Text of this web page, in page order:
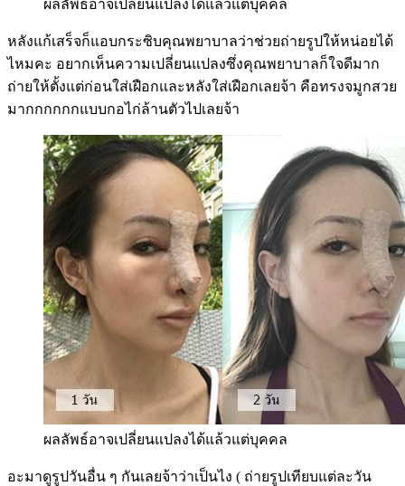
ผลลัพธ์อาจเปลี่ยนแปลงได้แล้วแต่บุคคล
หลังแก้เสร็จก็แอบกระซิบคุณพยาบาลว่าช่วยถ่ายรูปให้หน่อยได้
ไหมคะ อยากเห็นความเปลี่ยนแปลงซึ่งคุณพยาบาลก็ใจดีมาก
ถ่ายให้ตั้งแต่ก่อนใส่เฝือกและหลังใส่เฝือกเลยจ้า คือทรงจมูกสวย
มากกกกกกแบบกอไก่ล้านตัวไปเลยจ้า
ผลลัพธ์อาจเปลี่ยนแปลงได้แล้วแต่บุคคล
อะมาดูรูปวันอื่น ๆ กันเลยจ้าว่าเป็นไง ( ถ่ายรูปเทียบแต่ละวัน